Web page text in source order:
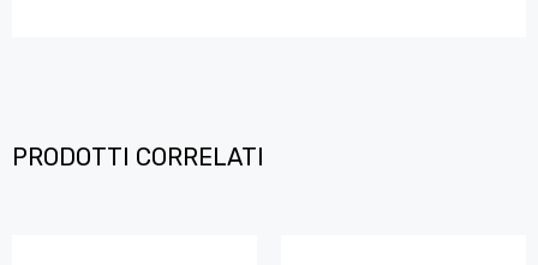
PRODOTTI CORRELATI